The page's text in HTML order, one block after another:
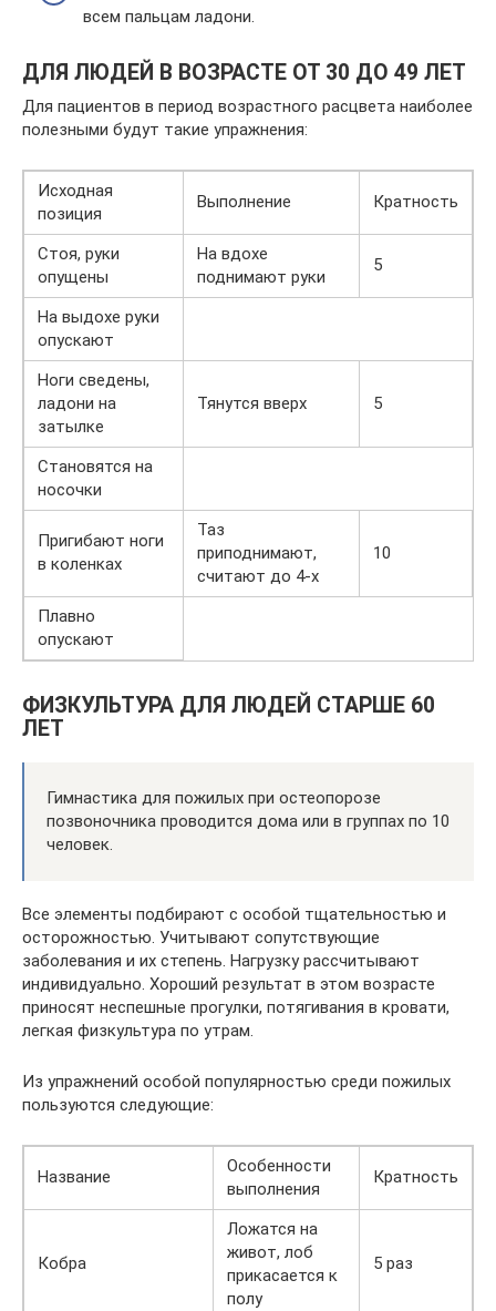
всем пальцам ладони.
ДЛЯ ЛЮДЕЙ В ВОЗРАСТЕ ОТ 30 ДО 49 ЛЕТ
Для пациентов в период возрастного расцвета наиболее
полезными будут такие упражнения:
Исходная
позиция
Выполнение Кратность
Стоя, руки
опущены
На вдохе
поднимают руки
5
На выдохе руки
опускают
Ноги сведены,
ладони на
затылке
Тянутся вверх 5
Становятся на
носочки
Пригибают ноги
в коленках
Таз
приподнимают,
считают до 4-х
10
Плавно
опускают
ФИЗКУЛЬТУРА ДЛЯ ЛЮДЕЙ СТАРШЕ 60
ЛЕТ
Гимнастика для пожилых при остеопорозе
позвоночника проводится дома или в группах по 10
человек.
Все элементы подбирают с особой тщательностью и
осторожностью. Учитывают сопутствующие
заболевания и их степень. Нагрузку рассчитывают
индивидуально. Хороший результат в этом возрасте
приносят неспешные прогулки, потягивания в кровати,
легкая физкультура по утрам.
Из упражнений особой популярностью среди пожилых
пользуются следующие:
Название
Особенности
выполнения
Кратность
Кобра
Ложатся на
живот, лоб
прикасается к
полу
5 раз